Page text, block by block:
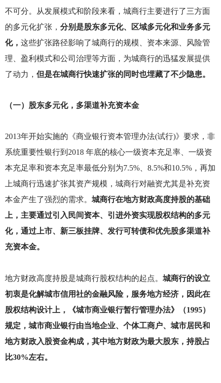
不可分。从发展模式和阶段来看，城商行主要进行了三方面
的多元化扩张， 分别是股东多元化、区域多元化和业务多元
化， 这些扩张路径影响了城商行的规模、资本来源、风险管
理、盈利模式和公司治理等方面，为城商行的迅猛发展提供
了动力， 但是在城商行快速扩张的同时也埋藏了不少隐患。
（一）股东多元化，多渠道补充资本金
2013年开始实施的《商业银行资本管理办法(试行)》要求，非
系统重要性银行到2018 年底的核心一级资本充足率、一级资
本充足率和资本充足率最低分别为7.5%、8.5%和10.5%，再加
上城商行迅速扩张其资产规模，城商行对融资尤其是补充资
本金产生了强烈的需求。 城商行在地方财政高度持股的基础
上，主要通过引入民间资本、引进外资实现股权结构的多元
化，通过上市、新三板挂牌、发行可转债和优先股多渠道补
充资本金。
地方财政高度持股是城商行股权结构的起点。 城商行的设立
初衷是化解城市信用社的金融风险，服务地方经济，因此在
股权结构设计上，《城市商业银行暂行管理办法》（1995）
规定，城市商业银行由当地企业、个体工商户、城市居民和
地方财政入股资金构成，其中地方财政为最大股东，持股占
比30%左右。